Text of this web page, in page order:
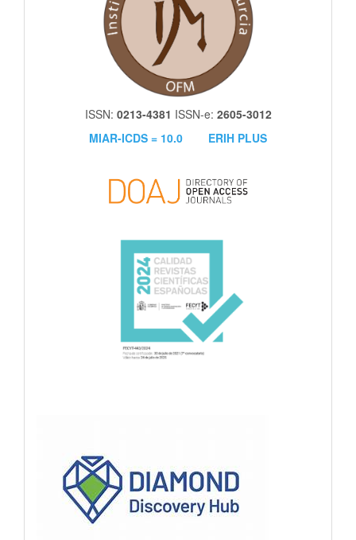
ISSN: 0213-4381 ISSN-e: 2605-3012
MIAR-ICDS = 10.0
ERIH PLUS